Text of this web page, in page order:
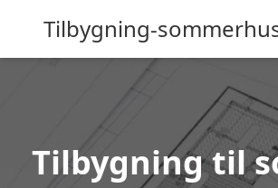
Tilbygning-
Tilbygning til